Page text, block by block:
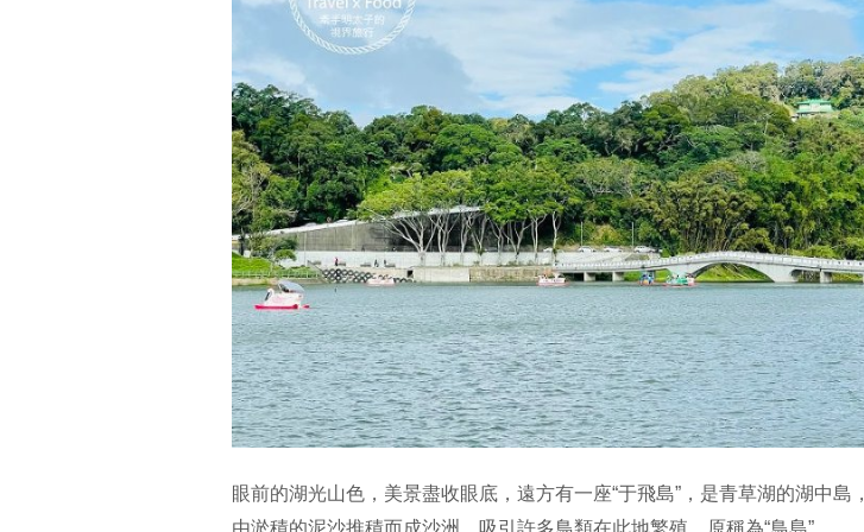
眼前的湖光山色，美景盡收眼底，遠方有一座“于飛島”，是青草湖的湖中島，
由淤積的泥沙推積而成沙洲，吸引許多鳥類在此地繁殖，原稱為“鳥島”，